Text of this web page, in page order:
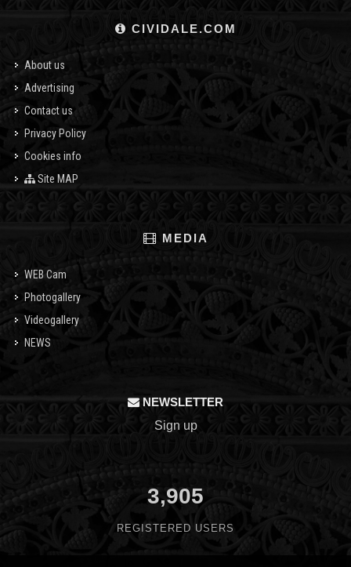
CIVIDALE.COM
About us
Advertising
Contact us
Privacy Policy
Cookies info
Site MAP
MEDIA
WEB Cam
Photogallery
Videogallery
NEWS
NEWSLETTER
Sign up
3,905
REGISTERED USERS